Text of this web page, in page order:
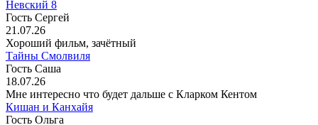
Невский 8
Гость Сергей
21.07.26
Хороший фильм, зачётный
Тайны Смолвиля
Гость Саша
18.07.26
Мне интересно что будет дальше с Кларком Кентом
Кишан и Канхайя
Гость Ольга